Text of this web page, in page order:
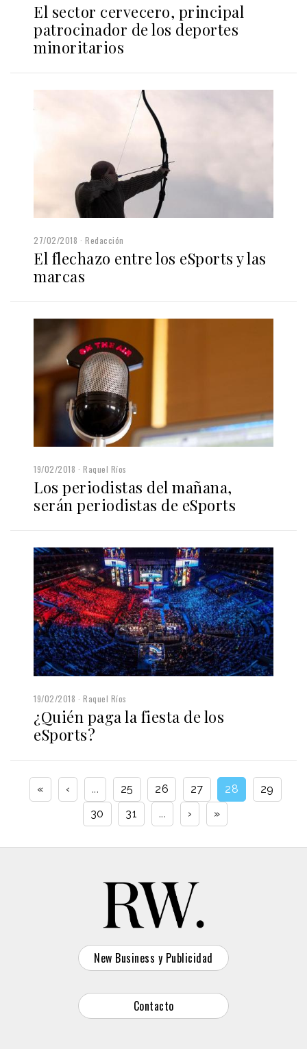
El sector cervecero, principal
patrocinador de los deportes
minoritarios
27/02/2018 Redacción
El flechazo entre los eSports y las
marcas
19/02/2018 Raquel Ríos
Los periodistas del mañana,
serán periodistas de eSports
19/02/2018 Raquel Ríos
¿Quién paga la fiesta de los
eSports?
« ‹ ... 25 26 27 28
29
30
31 ... › »
New Business y Publicidad
Contacto